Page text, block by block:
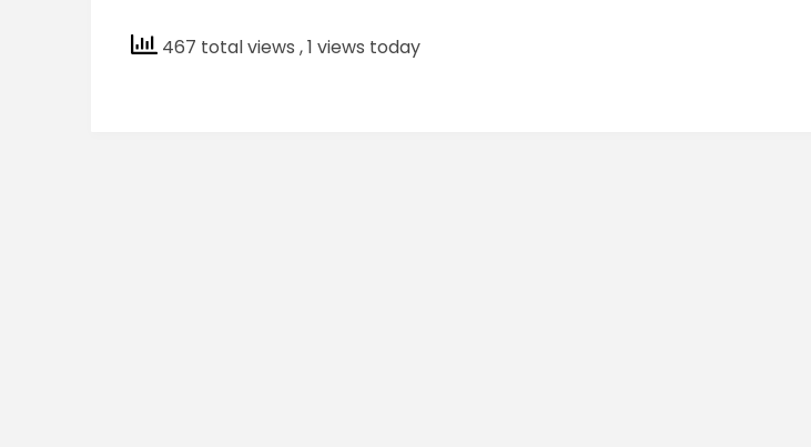
467 total views, 1 views today